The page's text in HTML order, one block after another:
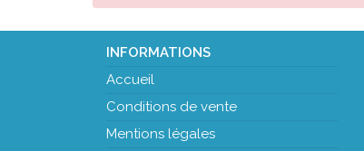
INFORMATIONS
Accueil
Conditions de vente
Mentions légales